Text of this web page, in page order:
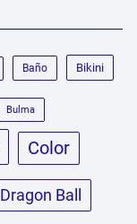
Baño Bikini
Bulma
Color
Dragon Ball